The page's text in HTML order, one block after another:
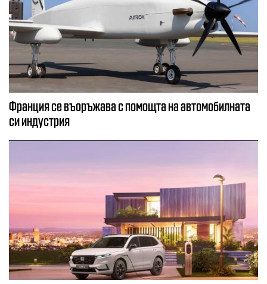
Франция се въоръжава с помощта на автомобилната
си индустрия